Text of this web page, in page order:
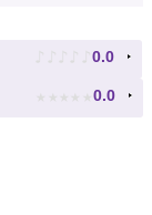
♪ ♪ ♪ ♪ ♪ 0.0
★ ★ ★ ★ ★ 0.0